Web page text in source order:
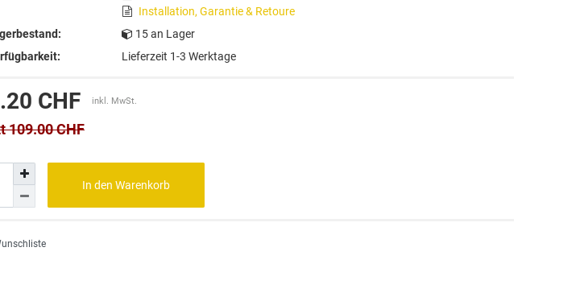
Installation, Garantie & Retoure
15 an Lager
Lieferzeit 1-3 Werktage
109.00 CHF
CHF inkl. MwSt.
In den Warenkorb